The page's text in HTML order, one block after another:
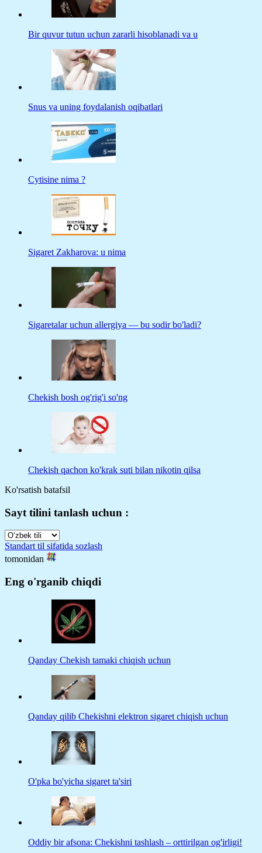
Bir quvur tutun uchun zararli hisoblanadi va u
Snus va uning foydalanish oqibatlari
Cytisine nima ?
Sigaret Zakharova: u nima
Sigaretalar uchun allergiya — bu sodir bo'ladi?
Chekish bosh og'rig'i so'ng
Chekish qachon ko'krak suti bilan nikotin qilsa
Ko'rsatish batafsil
Sayt tilini tanlash uchun :
Standart til sifatida sozlash
tomonidan
Eng o'rganib chiqdi
Qanday Chekish tamaki chiqish uchun
Qanday qilib Chekishni elektron sigaret chiqish uchun
O'pka bo'yicha sigaret ta'siri
Oddiy bir afsona: Chekishni tashlash – orttirilgan og'irligi!